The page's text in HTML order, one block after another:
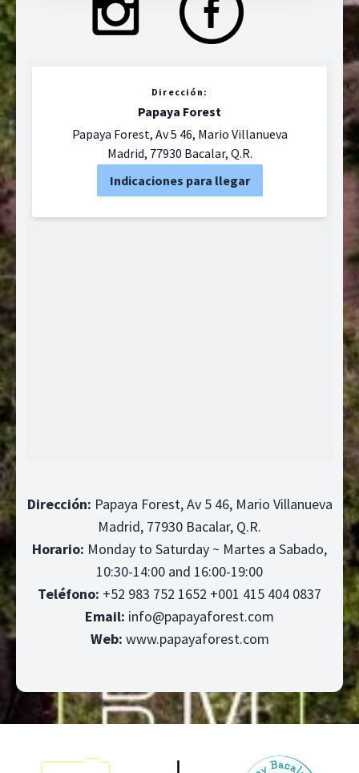
Dirección:
Papaya Forest
Papaya Forest, Av 5 46, Mario Villanueva
Madrid, 77930 Bacalar, Q.R.
Indicaciones para llegar
Dirección: Papaya Forest, Av 5 46, Mario Villanueva
Madrid, 77930 Bacalar, Q.R.
Horario: Monday to Saturday ~ Martes a Sabado,
10:30-14:00 and 16:00-19:00
Teléfono: +52 983 752 1652 +001 415 404 0837
Email: info@papayaforest.com
Web: www.papayaforest.com